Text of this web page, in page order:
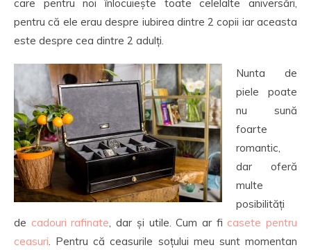
care pentru noi înlocuiește toate celelalte aniversări,
pentru că ele erau despre iubirea dintre 2 copii iar aceasta
este despre cea dintre 2 adulți.
Nunta de
piele poate
nu sună
foarte
romantic,
dar oferă
multe
posibilități
de cadouri rafinate , dar și utile. Cum ar fi casete pentru
ceasuri . Pentru că ceasurile soțului meu sunt momentan